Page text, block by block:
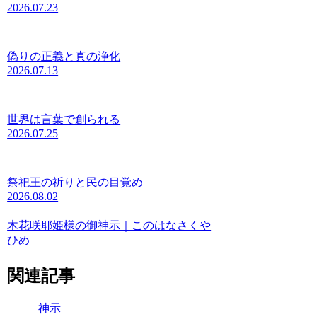
2026.07.23
偽りの正義と真の浄化
2026.07.13
世界は言葉で創られる
2026.07.25
祭祀王の祈りと民の目覚め
2026.08.02
木花咲耶姫様の御神示｜このはなさくや
ひめ
関連記事
神示